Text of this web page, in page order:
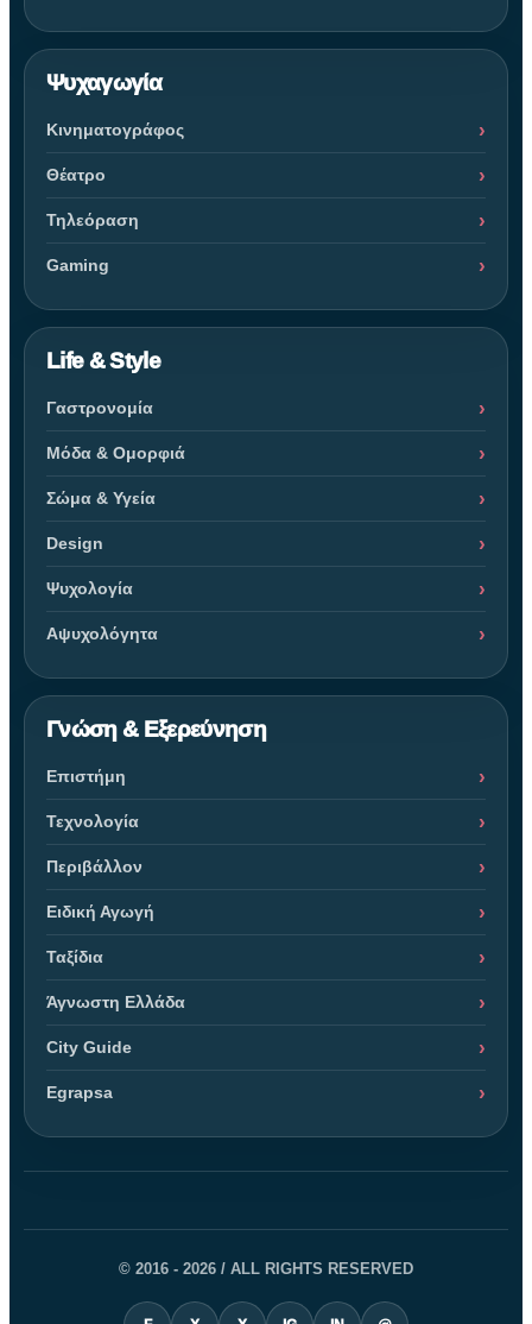
Ψυχαγωγία
Κινηματογράφος
Θέατρο
Τηλεόραση
Gaming
Life & Style
Γαστρονομία
Μόδα & Ομορφιά
Σώμα & Υγεία
Design
Ψυχολογία
Αψυχολόγητα
Γνώση & Εξερεύνηση
Επιστήμη
Τεχνολογία
Περιβάλλον
Ειδική Αγωγή
Ταξίδια
Άγνωστη Ελλάδα
City Guide
Egrapsa
© 2016 - 2026 / ALL RIGHTS RESERVED